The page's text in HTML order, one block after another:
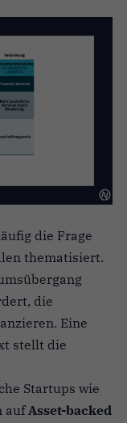
die Frage
thematisiert.
die
Eine
stellt die
Startups wie
aufAsset-backed